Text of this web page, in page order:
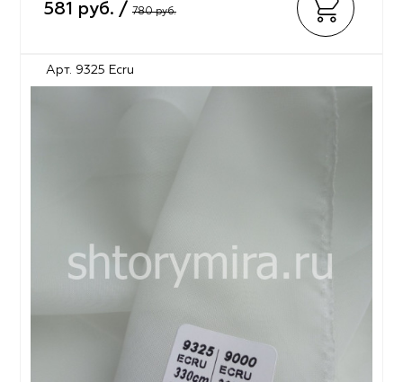
581 руб. / 780 руб.
Арт. 9325 Ecru